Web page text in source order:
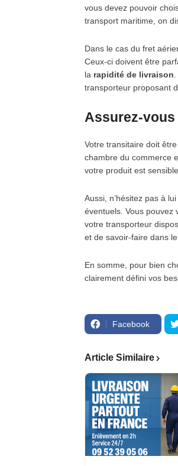
vous devez pouvoir
transport maritime, on
Dans le cas du fret
Ceux-ci doivent être
la rapidité de livraison
transporteur proposant
Assurez-vous
Votre transitaire doit
chambre du commerce
votre produit est
Aussi, n’hésitez pas à
éventuels. Vous pouvez
votre transporteur
et de savoir-faire dans le
En somme, pour bien
clairement défini vos
Facebook
Article Similaire